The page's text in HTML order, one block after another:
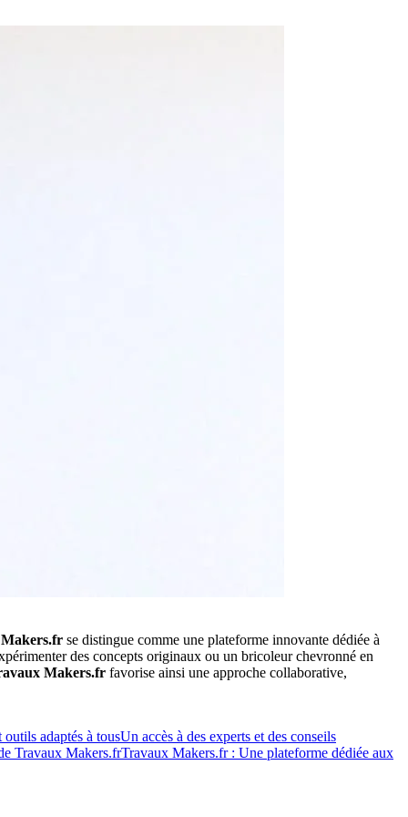
se distingue comme une plateforme innovante dédiée à
des concepts originaux ou un bricoleur chevronné en
Makers.fr favorise ainsi une approche collaborative,
outils adaptés à tousUn accès à des experts et des conseils
Travaux Makers.frTravaux Makers.fr : Une plateforme dédiée aux